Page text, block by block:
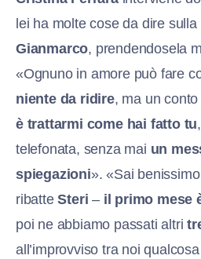
lei ha molte cose da dire
Gianmarco, prendendosela
«Ognuno in amore può fare
niente da ridire, ma un
è trattarmi come hai fatto tu
telefonata, senza mai un
spiegazioni». «Sai
ribatteSteri – il primo mese
poi ne abbiamo passati altri
all’improvviso tra noi